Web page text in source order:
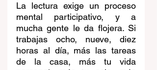
La lectura exige un proceso
mental participativo, y a
mucha gente le da flojera. Si
trabajas ocho, nueve, diez
horas al día, más las tareas
de la casa, más tu vida